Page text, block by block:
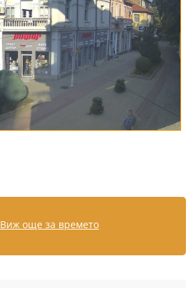
Виж още за времето